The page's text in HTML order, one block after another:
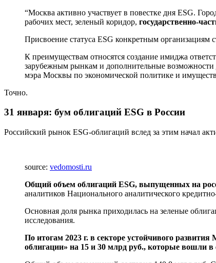
“Москва активно участвует в повестке дня ESG.
рабочих мест, зеленый коридор, государственно-
Присвоение статуса ESG конкретным организациям
К преимуществам относятся создание имиджа
зарубежным рынкам и дополнительные возможности
мэра Москвы по экономической политике и
Точно.
31 января: бум облигаций ESG в России
Российский рынок ESG-облигаций вслед за этим начал
source: vedomosti.ru
Общий объем облигаций ESG, выпущенных на
аналитиков Национального аналитического
Основная доля рынка приходилась на зеленые
исследования.
По итогам 2023 г. в секторе устойчивого
облигации» на 15 и 30 млрд руб., которые вошли